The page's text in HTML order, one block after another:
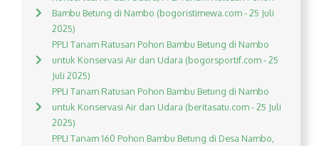
Bambu Betung di Nambo (bogoristimewa.com - 25 Juli
2025)
PPLI Tanam Ratusan Pohon Bambu Betung di Nambo
untuk Konservasi Air dan Udara (bogorsportif.com - 25
Juli 2025)
PPLI Tanam Ratusan Pohon Bambu Betung di Nambo
untuk Konservasi Air dan Udara (beritasatu.com - 25 Juli
2025)
PPLI Tanam 160 Pohon Bambu Betung di Desa Nambo,